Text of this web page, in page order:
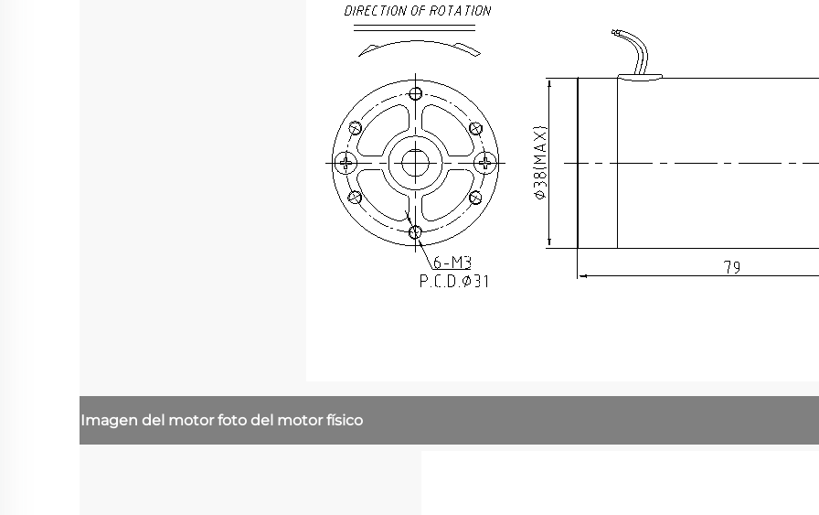
Imagen del motorfoto del motor físico